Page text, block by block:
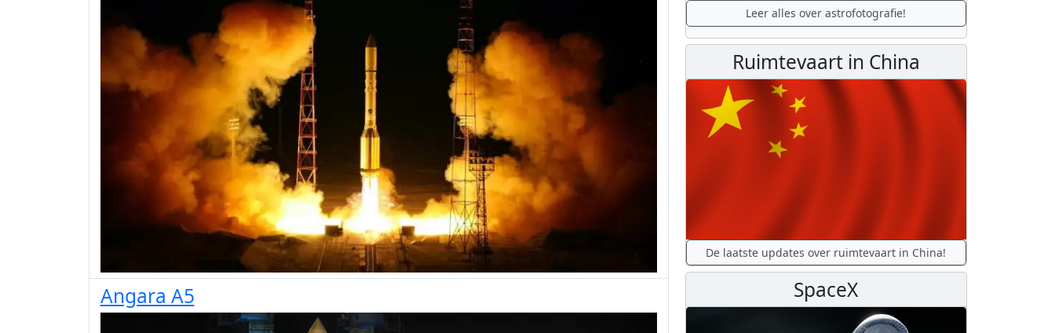
Angara A5
Leer alles over astrofotografie!
Ruimtevaart in China
De laatste updates over ruimtevaart in China!
SpaceX